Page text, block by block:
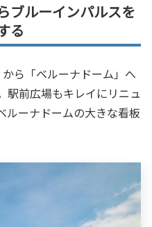
ブルーインパルスを
る
ら「ベルーナドーム」へ
駅前広場もキレイにリニュ
ルーナドームの大きな看板